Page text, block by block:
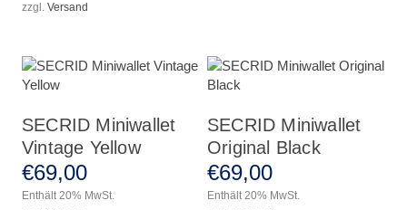
zzgl.Versand
SECRID Miniwallet
Vintage Yellow
€69,00
Enthält 20% MwSt.
SECRID Miniwallet
Original Black
€69,00
Enthält 20% MwSt.